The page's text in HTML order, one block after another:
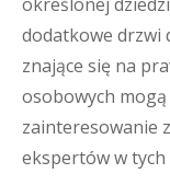
dodatkowe drzwi
znające się na
osobowych
zainteresowanie
ekspertów w tych